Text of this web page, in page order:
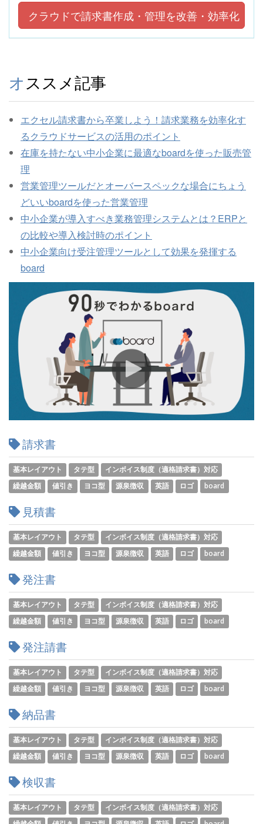
クラウドで請求書作成・管理を改善・効率化
オススメ記事
エクセル請求書から卒業しよう！請求業務を効率化す
るクラウドサービスの活用のポイント
在庫を持たない中小企業に最適なboardを使った販売管
理
営業管理ツールだとオーバースペックな場合にちょう
どいいboardを使った営業管理
中小企業が導入すべき業務管理システムとは？ERPと
の比較や導入検討時のポイント
中小企業向け受注管理ツールとして効果を発揮する
board
請求書
基本レイアウト タテ型
インボイス制度（適格請求書）対応
繰越金額
値引き ヨコ型 源泉徴収 英語 ロゴ board
見積書
基本レイアウト タテ型
インボイス制度（適格請求書）対応
繰越金額
値引き ヨコ型 源泉徴収 英語 ロゴ board
発注書
基本レイアウト タテ型
インボイス制度（適格請求書）対応
繰越金額
値引き ヨコ型 源泉徴収 英語 ロゴ board
発注請書
基本レイアウト タテ型
インボイス制度（適格請求書）対応
繰越金額
値引き ヨコ型 源泉徴収 英語 ロゴ board
納品書
基本レイアウト タテ型
インボイス制度（適格請求書）対応
繰越金額
値引き ヨコ型 源泉徴収 英語 ロゴ board
検収書
基本レイアウト タテ型
インボイス制度（適格請求書）対応